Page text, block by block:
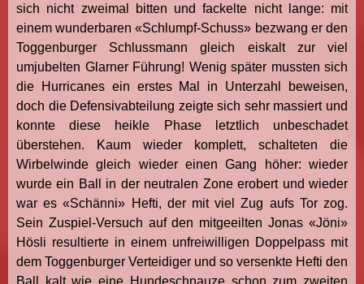
sich nicht zweimal bitten und fackelte nicht lange: mit
einem wunderbaren «Schlumpf-Schuss» bezwang er den
Toggenburger Schlussmann gleich eiskalt zur viel
umjubelten Glarner Führung! Wenig später mussten sich
die Hurricanes ein erstes Mal in Unterzahl beweisen,
doch die Defensivabteilung zeigte sich sehr massiert und
konnte diese heikle Phase letztlich unbeschadet
überstehen. Kaum wieder komplett, schalteten die
Wirbelwinde gleich wieder einen Gang höher: wieder
wurde ein Ball in der neutralen Zone erobert und wieder
war es «Schänni» Hefti, der mit viel Zug aufs Tor zog.
Sein Zuspiel-Versuch auf den mitgeeilten Jonas «Jöni»
Hösli resultierte in einem unfreiwilligen Doppelpass mit
dem Toggenburger Verteidiger und so versenkte Hefti den
Ball kalt wie eine Hundeschnauze schon zum zweiten